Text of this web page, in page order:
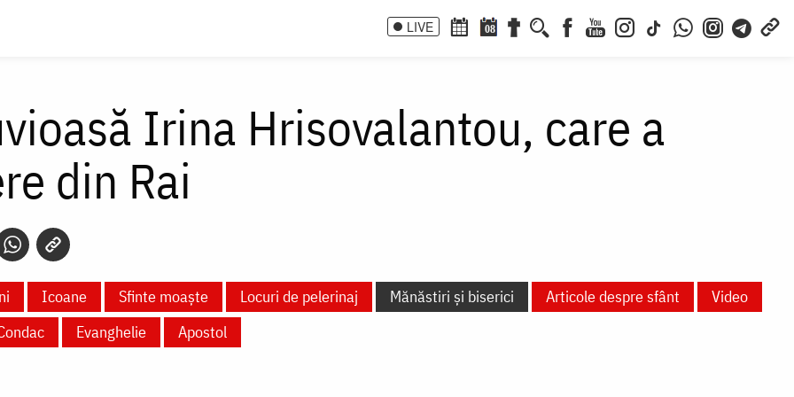
LIVE 08
Irina Hrisovalantou, care a
din Rai
Icoane Sfinte moaște Locuri de pelerinaj Mănăstiri și biserici Articole despre sfânt
Video
Evanghelie Apostol